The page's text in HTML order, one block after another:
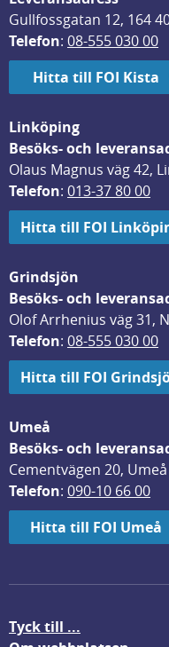
Gullfossgatan 12, 164
Telefon: 08-555 030 00
Hitta till FOI Kista
Linköping
Besöks- och
Olaus Magnus väg 42,
Telefon: 013-37 80 00
Hitta till FOI
Grindsjön
Besöks- och
Olof Arrhenius väg 31,
Telefon: 08-555 030 00
Hitta till FOI
Umeå
Besöks- och
Cementvägen 20, Umeå
Telefon: 090-10 66 00
Hitta till FOI Umeå
Tyck till ...